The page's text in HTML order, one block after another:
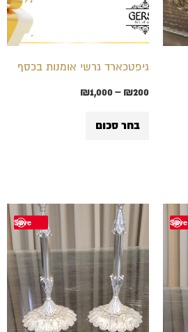
גיפטכארד גרשי אומנות בכסף
₪200
–
₪1,000
בחר סכום
את
האפשרויות
Save
Save